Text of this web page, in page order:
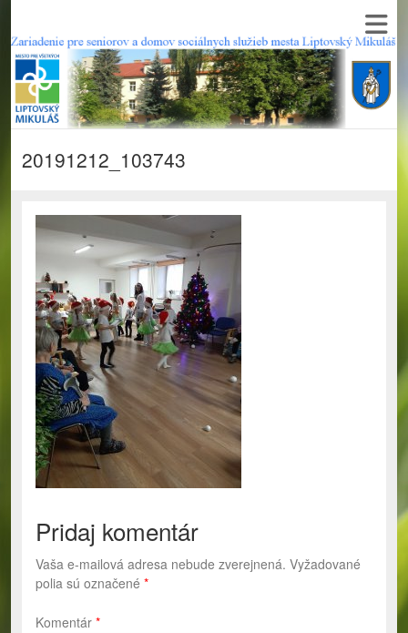
20191212_103743
Pridaj komentár
Vaša e-mailová adresa nebude zverejnená. Vyžadované
polia sú označené *
Komentár *